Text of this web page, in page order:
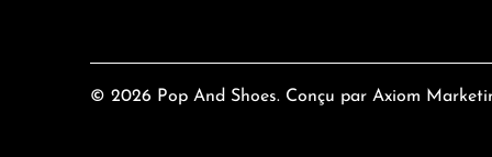
© 2026 Pop And Shoes. Conçu par Axiom